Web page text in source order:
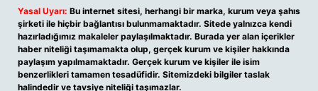
Yasal Uyarı: Bu internet sitesi, herhangi bir marka, kurum veya şahıs
şirketi ile hiçbir bağlantısı bulunmamaktadır. Sitede yalnızca kendi
hazırladığımız makaleler paylaşılmaktadır. Burada yer alan içerikler
haber niteliği taşımamakta olup, gerçek kurum ve kişiler hakkında
paylaşım yapılmamaktadır. Gerçek kurum ve kişiler ile isim
benzerlikleri tamamen tesadüfidir. Sitemizdeki bilgiler taslak
halindedir ve tavsiye niteliği taşımazlar.